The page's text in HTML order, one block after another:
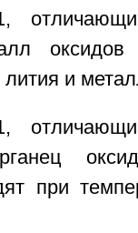
лития и
при